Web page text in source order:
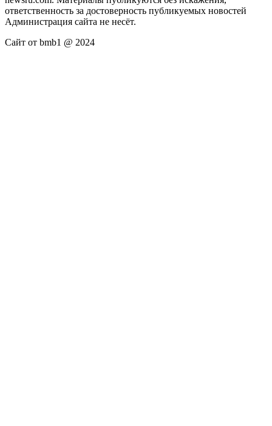
ответственность за достоверность публикуемых новостей
Администрация сайта не несёт.
Сайт от bmb1 @ 2024